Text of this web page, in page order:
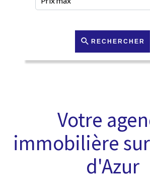
RECHERCHER
Votre
immobilière
d'Azur